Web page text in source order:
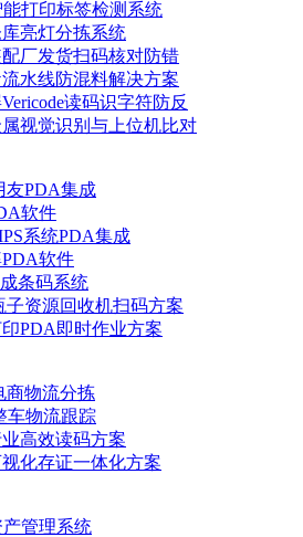
能打印标签检测系统
亮灯分拣系统
厂发货扫码核对防错
水线防混料解决方案
读码识字符防反
视觉识别与上位机比对
友PDA集成
软件
系统PDA集成
软件
条码系统
子资源回收机扫码方案
PDA即时作业方案
商物流分拣
车物流跟踪
高效读码方案
化存证一体化方案
管理系统